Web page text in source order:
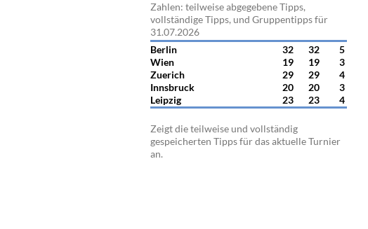
Zahlen: teilweise abgegebene Tipps,
vollständige Tipps, und Gruppentipps für
31.07.2026
Berlin
32 32
5
Wien
19 19
3
Zuerich
29 29
4
Innsbruck
20 20
3
Leipzig
23 23 4
Zeigt die teilweise und vollständig
gespeicherten Tipps für das aktuelle Turnier
an.